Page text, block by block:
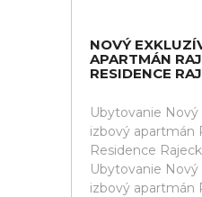
NOVÝ
APARTMÁN
RESIDENCE
Ubytovanie Nový
izbový apartmán
Residence
Ubytovanie Nový
izbový apartmán